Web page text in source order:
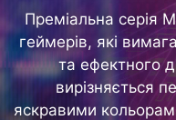
Преміальна серія
геймерів, які
та ефектного
вирізняється
яскравими